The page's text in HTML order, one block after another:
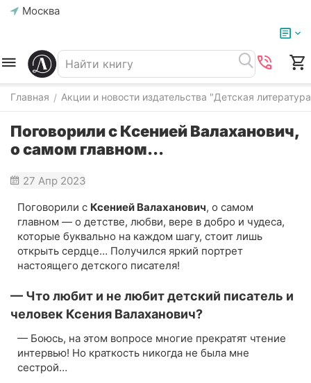
Москва
Главная / Акции и новости издательства "Детская
Поговорили с Ксенией Валаханович,
о самом главном...
27 Апр 2023
Поговорили с Ксенией Валаханович, о самом
главном — о детстве, любви, вере в добро и чудеса,
которые буквально на каждом шагу, стоит лишь
открыть сердце… Получился яркий портрет
настоящего детского писателя!
— Что любит и не любит детский писатель и
человек Ксения Валаханович?
— Боюсь, на этом вопросе многие прекратят чтение
интервью! Но краткость никогда не была мне
сестрой…